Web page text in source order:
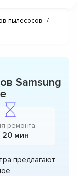
пылесосов
/
Samsung
ремонта:
20 мин
предлагают